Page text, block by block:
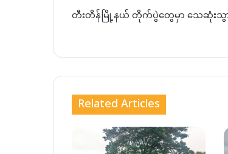
တီးတိန်မြို့နယ် တိုက်ပွဲတွေမှာ သေဆုံးသွာ
Related Articles